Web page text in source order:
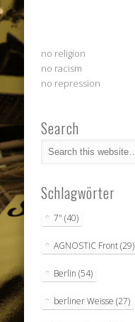
no religion
no racism
no repression
Search
Schlagwörter
7" (40)
AGNOSTIC Front(29)
Berlin (54)
berliner Weisse (27)